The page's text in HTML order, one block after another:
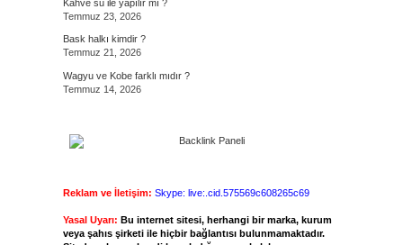
Kahve su ile yapılır mı ?
Temmuz 23, 2026
Bask halkı kimdir ?
Temmuz 21, 2026
Wagyu ve Kobe farklı mıdır ?
Temmuz 14, 2026
Reklam ve İletişim: Skype: live:.cid.575569c608265c69
Yasal Uyarı: Bu internet sitesi, herhangi bir marka, kurum
veya şahıs şirketi ile hiçbir bağlantısı bulunmamaktadır.